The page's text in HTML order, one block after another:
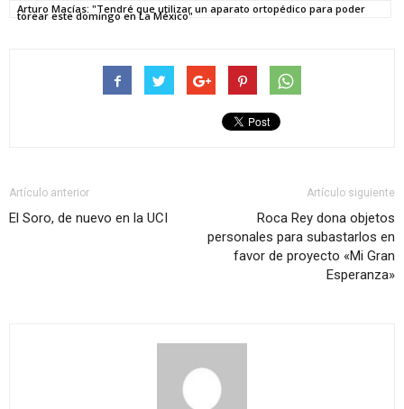
Arturo Macías: "Tendré que utilizar un aparato ortopédico para poder
torear este domingo en La México"
Artículo anterior
El Soro, de nuevo en la UCI
Artículo siguiente
Roca Rey dona objetos
personales para subastarlos en
favor de proyecto «Mi Gran
Esperanza»